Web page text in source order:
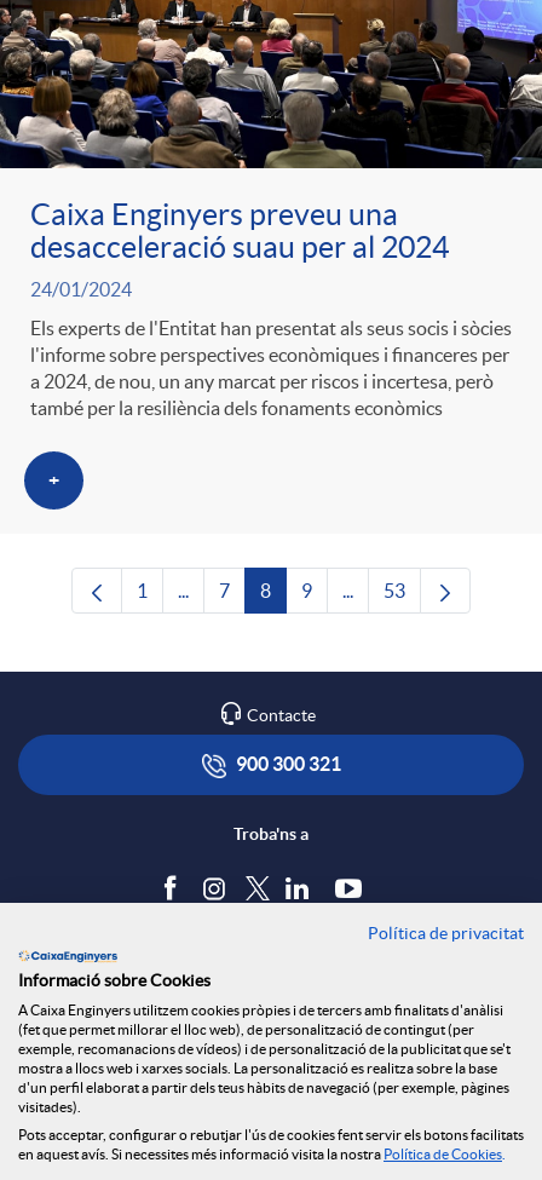
Caixa Enginyers preveu una
desacceleració suau per al 2024
24/01/2024
Els experts de l'Entitat han presentat als seus socis i sòcies
l'informe sobre perspectives econòmiques i financeres per
a 2024, de nou, un any marcat per riscos i incertesa, però
també per la resiliència dels fonaments econòmics
+
Pàgina
1 ...Pàgines intermèdies Utilitzeu TAB per
Pàgina
7 Pàgina
8 Pàgina
9 ...Pàgines intermèdies
Pàgina
53
Contacte
900 300 321
Troba'ns a
Política de cookies
Avís legal
Seguretat Online
Canal denúncies
Política de privacitat
Informació sobre Cookies
A Caixa Enginyers utilitzem cookies pròpies i de tercers amb finalitats d'anàlisi
(fet que permet millorar el lloc web), de personalització de contingut (per
exemple, recomanacions de vídeos) i de personalització de la publicitat que se't
mostra a llocs web i xarxes socials. La personalització es realitza sobre la base
d'un perfil elaborat a partir dels teus hàbits de navegació (per exemple, pàgines
visitades).
Pots acceptar, configurar o rebutjar l'ús de cookies fent servir els botons facilitats
en aquest avís. Si necessites més informació visita la nostra Política de Cookies